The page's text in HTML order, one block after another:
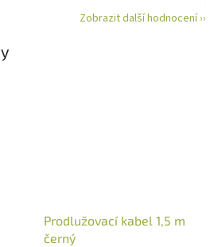
Zobrazit další hodnocení ››
Prodlužovací kabel 1,5 m
černý